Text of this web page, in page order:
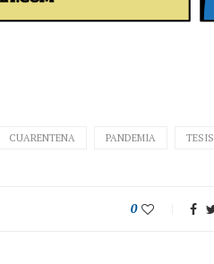
CUARENTENA PANDEMIA TESIS
0